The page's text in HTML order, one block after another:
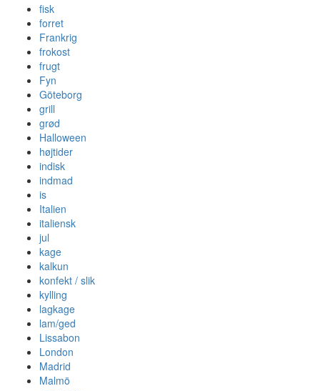
fisk
forret
Frankrig
frokost
frugt
Fyn
Göteborg
grill
grød
Halloween
højtider
indisk
indmad
is
Italien
italiensk
jul
kage
kalkun
konfekt / slik
kylling
lagkage
lam/ged
Lissabon
London
Madrid
Malmö